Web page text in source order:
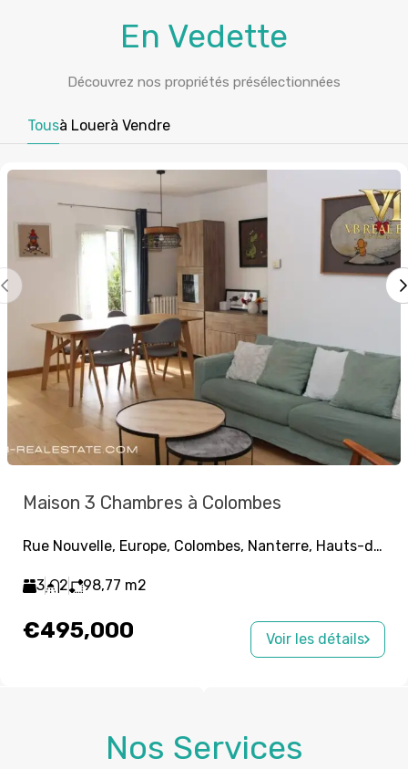
En Vedette
Découvrez nos propriétés présélectionnées
Tousà Louerà Vendre
Maison 3 Chambres à Colombes
Rue Nouvelle, Europe, Colombes, Nanterre, Hauts-de-Seine, Île-de-France, France métropolitaine, 92700, France
3 2 98,77 m2
€495,000 Voir les détails
Nos Services